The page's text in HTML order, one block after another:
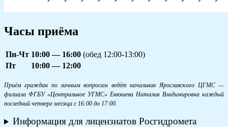
Часы приёма
Пн-Чт 10:00 — 16:00 (обед 12:00-13:00)
Пт
10:00 — 12:00
Приём граждан по личным вопросам ведёт начальник Ярославского ЦГМС —
филиала ФГБУ «Центральное УГМС» Енюшева Наталия Владимировна каждый
последний четверг месяца с 16:00 до 17:00.
Информация для лицензиатов Росгидромета